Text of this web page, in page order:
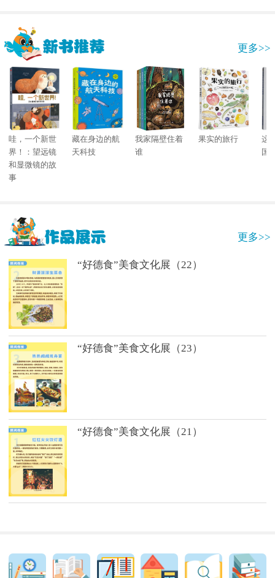
更多>>
哇，一个新世
界！：望远镜
和显微镜的故
事
藏在身边的航
天科技
我家隔壁住着
谁
果实的旅行
这
国
更多>>
“好德食”美食文化展（22）
“好德食”美食文化展（23）
“好德食”美食文化展（21）